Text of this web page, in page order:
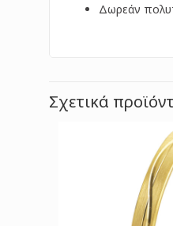
Δωρεάν
Σχετικά